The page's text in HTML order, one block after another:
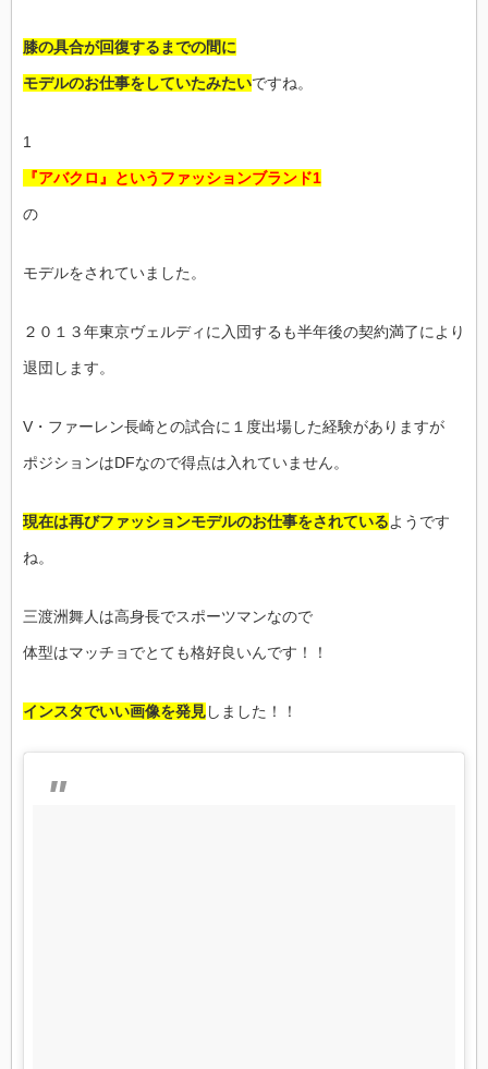
膝の具合が回復するまでの間に
モデルのお仕事をしていたみたいですね。
1
『アバクロ』というファッションブランド1
の
モデルをされていました。
２０１３年東京ヴェルディに入団するも半年後の契約満了により
退団します。
V・ファーレン長崎との試合に１度出場した経験がありますが
ポジションはDFなので得点は入れていません。
現在は再びファッションモデルのお仕事をされているようです
ね。
三渡洲舞人は高身長でスポーツマンなので
体型はマッチョでとても格好良いんです！！
インスタでいい画像を発見しました！！